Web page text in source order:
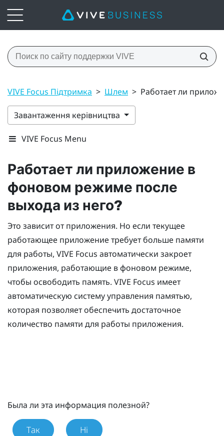
VIVE Focus Підтримка > Шлем > Работает ли
Завантаження керівництва
VIVE Focus Menu
Работает ли приложение в
фоновом режиме после
выхода из него?
Это зависит от приложения. Но если текущее
работающее приложение требует больше памяти
для работы, VIVE Focus автоматически закроет
приложения, работающие в фоновом режиме,
чтобы освободить память. VIVE Focus имеет
автоматическую систему управления памятью,
которая позволяет обеспечить достаточное
количество памяти для работы приложения.
Была ли эта информация полезной?
Так Ні